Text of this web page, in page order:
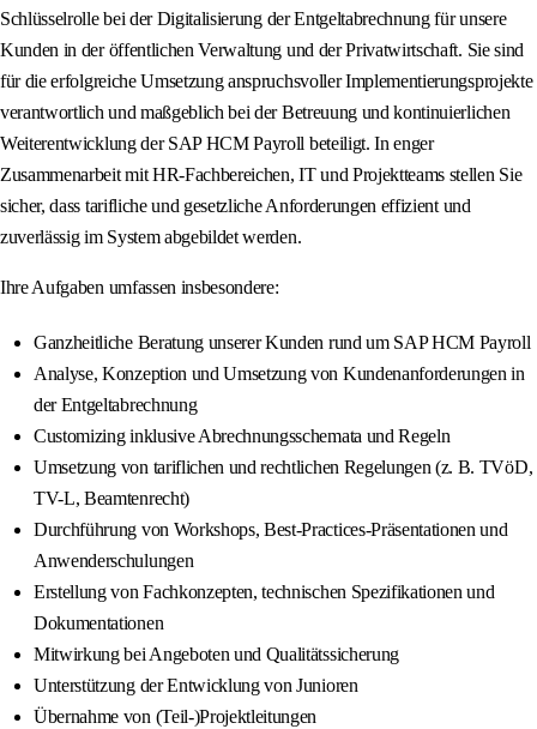
Schlüsselrolle bei der Digitalisierung der Entgeltabrechnung für unsere
Kunden in der öffentlichen Verwaltung und der Privatwirtschaft. Sie sind
für die erfolgreiche Umsetzung anspruchsvoller Implementierungsprojekte
verantwortlich und maßgeblich bei der Betreuung und kontinuierlichen
Weiterentwicklung der SAP HCM Payroll beteiligt. In enger
Zusammenarbeit mit HR-Fachbereichen, IT und Projektteams stellen Sie
sicher, dass tarifliche und gesetzliche Anforderungen effizient und
zuverlässig im System abgebildet werden.
Ihre Aufgaben umfassen insbesondere:
Ganzheitliche Beratung unserer Kunden rund um SAP HCM Payroll
Analyse, Konzeption und Umsetzung von Kundenanforderungen in
der Entgeltabrechnung
Customizing inklusive Abrechnungsschemata und Regeln
Umsetzung von tariflichen und rechtlichen Regelungen (z. B. TVöD,
TV-L, Beamtenrecht)
Durchführung von Workshops, Best-Practices-Präsentationen und
Anwenderschulungen
Erstellung von Fachkonzepten, technischen Spezifikationen und
Dokumentationen
Mitwirkung bei Angeboten und Qualitätssicherung
Unterstützung der Entwicklung von Junioren
Übernahme von (Teil-)Projektleitungen